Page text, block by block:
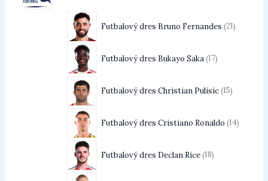
Futbalový dres Bruno Fernandes 21
Futbalový dres Bukayo Saka 17
Futbalový dres Christian Pulisic 15
Futbalový dres Cristiano Ronaldo 14
Futbalový dres Declan Rice 18